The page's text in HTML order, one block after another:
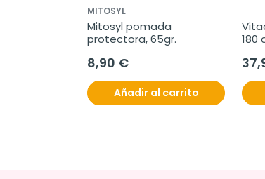
MITOSYL
Mitosyl pomada
protectora, 65gr.
8,90 €
Añadir al carrito
180